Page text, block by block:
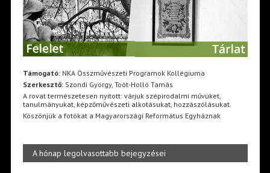
Támogató:NKA Összművészeti Programok Kollégiuma
Szerkesztő:Szondi György, Toót-Holló Tamás
A rovat természetesen nyitott: várjuk szépirodalmi művüket,
tanulmányukat, képzőművészeti alkotásukat, hozzászólásukat.
Köszönjük a fotókat a Magyarországi Református Egyháznak
A hónap legolvasottabb bejegyzései